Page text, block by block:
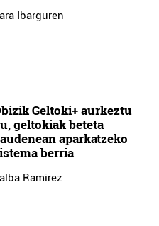
Ibarguren
Geltoki+ aurkeztu
geltokiak beteta
aparkatzeko
berria
Ramirez